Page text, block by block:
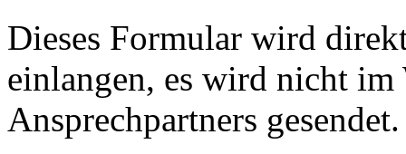
Dieses Formular wird
einlangen, es wird nicht im
Ansprechpartners gesendet.